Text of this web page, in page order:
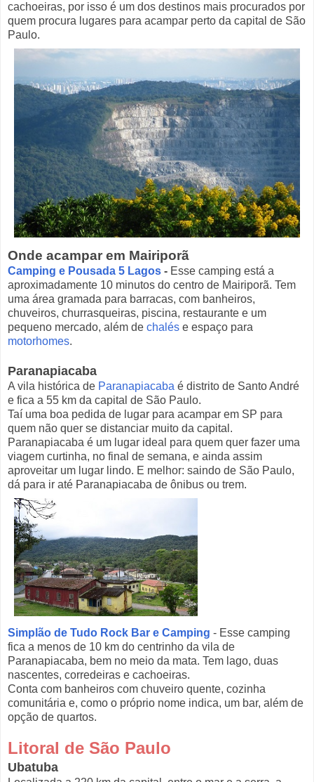
cachoeiras, por isso é um dos destinos mais procurados por
quem procura lugares para acampar perto da capital de São
Paulo.
Onde acampar em Mairiporã
Camping e Pousada 5 Lagos - Esse camping está a
aproximadamente 10 minutos do centro de Mairiporã. Tem
uma área gramada para barracas, com banheiros,
chuveiros, churrasqueiras, piscina, restaurante e um
pequeno mercado, além de chalés e espaço para
motorhomes.
Paranapiacaba
A vila histórica de Paranapiacaba é distrito de Santo André
e fica a 55 km da capital de São Paulo.
Taí uma boa pedida de lugar para acampar em SP para
quem não quer se distanciar muito da capital.
Paranapiacaba é um lugar ideal para quem quer fazer uma
viagem curtinha, no final de semana, e ainda assim
aproveitar um lugar lindo. E melhor: saindo de São Paulo,
dá para ir até Paranapiacaba de ônibus ou trem.
Simplão de Tudo Rock Bar e Camping - Esse camping
fica a menos de 10 km do centrinho da vila de
Paranapiacaba, bem no meio da mata. Tem lago, duas
nascentes, corredeiras e cachoeiras.
Conta com banheiros com chuveiro quente, cozinha
comunitária e, como o próprio nome indica, um bar, além de
opção de quartos.
Litoral de São Paulo
Ubatuba